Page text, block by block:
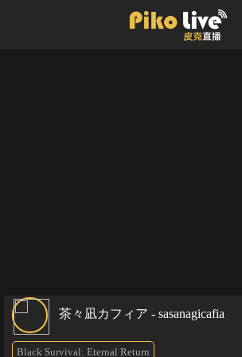
茶々凪カフィア - sasanagicafia
Black Survival: Eternal Return